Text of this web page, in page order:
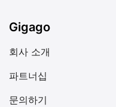
Gigago
회사 소개
파트너십
문의하기